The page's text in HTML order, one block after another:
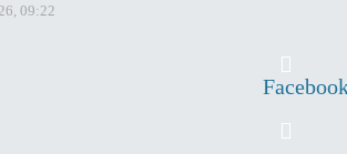
09:22